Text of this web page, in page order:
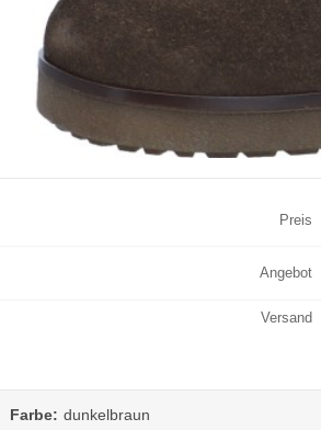
Preis
Angebot
Versand
Farbe: dunkelbraun